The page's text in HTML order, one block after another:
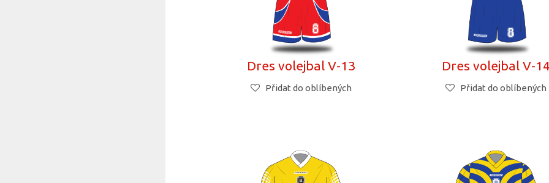
Dres volejbal V-13
Přidat do oblíbených
Dres volejbal V-14
Přidat do oblíbených